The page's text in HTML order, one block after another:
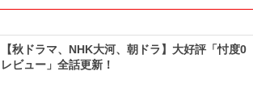
【秋ドラマ、NHK大河、朝ドラ】大好評「忖度0
レビュー」全話更新！